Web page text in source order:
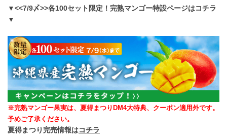
▼<<7/9〆>>各100セット限定！完熟マンゴー特設ページはコチラ
▼
※完熟マンゴー果実は、夏得まつりDM4大特典、クーポン適用外です。
予めご了承ください。
夏得まつり完売情報はコチラ